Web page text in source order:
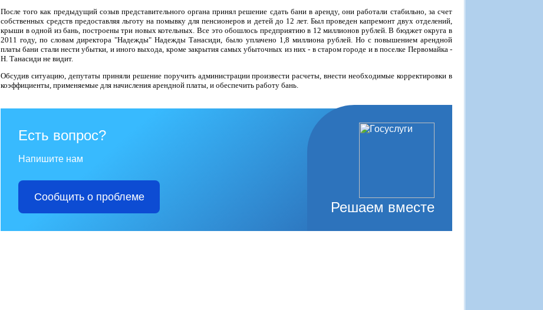
После того как предыдущий созыв представительного органа принял решение сдать бани в аренду, они работали стабильно, за счет
собственных средств предоставляя льготу на помывку для пенсионеров и детей до 12 лет. Был проведен капремонт двух отделений,
крыши в одной из бань, построены три новых котельных. Все это обошлось предприятию в 12 миллионов рублей. В бюджет округа в
2011 году, по словам директора "Надежды" Надежды Танасиди, было уплачено 1,8 миллиона рублей. Но с повышением арендной
платы бани стали нести убытки, и иного выхода, кроме закрытия самых убыточных из них - в старом городе и в поселке Первомайка -
Н. Танасиди не видит.
Обсудив ситуацию, депутаты приняли решение поручить администрации произвести расчеты, внести необходимые корректировки в
коэффициенты, применяемые для начисления арендной платы, и обеспечить работу бань.
Решаем вместе
Есть вопрос?
Напишите нам
Сообщить о проблеме